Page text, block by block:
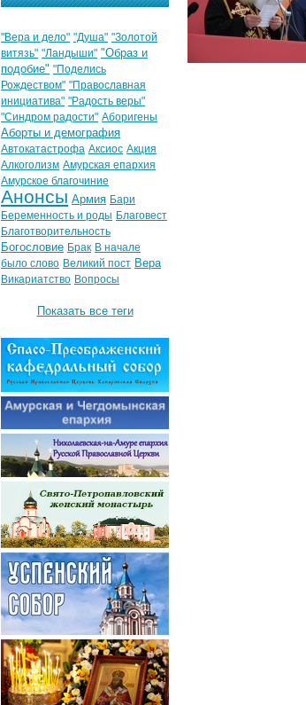
"Вера и дело" "Душа" "Золотой
витязь" "Ландыши" "Образ и
подобие" "Поделись
Рождеством" "Православная
инициатива" "Радость веры"
"Синдром радости" Аборигены
Аборты и демография
Автокатастрофа Аксиос Акция
Алкоголизм Амурская епархия
Амурское благочиние
Анонсы Армия Бари
Беременность и роды Благовест
Благотворительность
Богословие Брак В начале
было слово Великий пост Вера
Викариатство Вопросы
Показать все теги